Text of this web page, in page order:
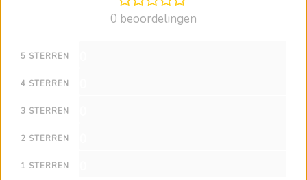
0 beoordelingen
5 STERREN
4 STERREN
3 STERREN
2 STERREN
1 STERREN